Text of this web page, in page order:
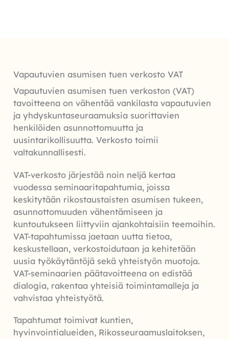
Vapautuvien asumisen tuen verkosto VAT
Vapautuvien asumisen tuen verkoston (VAT)
tavoitteena on vähentää vankilasta vapautuvien
ja yhdyskuntaseuraamuksia suorittavien
henkilöiden asunnottomuutta ja
uusintarikollisuutta. Verkosto toimii
valtakunnallisesti.
VAT-verkosto järjestää noin neljä kertaa
vuodessa seminaaritapahtumia, joissa
keskitytään rikostaustaisten asumisen tukeen,
asunnottomuuden vähentämiseen ja
kuntoutukseen liittyviin ajankohtaisiin teemoihin.
VAT-tapahtumissa jaetaan uutta tietoa,
keskustellaan, verkostoidutaan ja kehitetään
uusia työkäytäntöjä sekä yhteistyön muotoja.
VAT-seminaarien päätavoitteena on edistää
dialogia, rakentaa yhteisiä toimintamalleja ja
vahvistaa yhteistyötä.
Tapahtumat toimivat kuntien,
hyvinvointialueiden, Rikosseuraamuslaitoksen,